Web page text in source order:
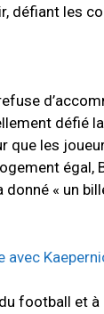
défiant les
défié
que les
égal,
« un
avec
football et